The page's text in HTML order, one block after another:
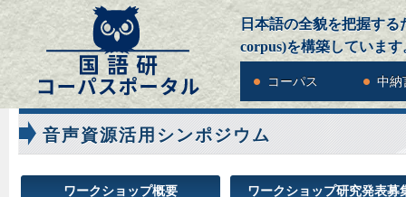
日本語の全貌を把握する
corpus)を構築しています
コーパス 中納
音声資源活用シンポジウム
ワークショップ概要 ワークショップ研究発表募